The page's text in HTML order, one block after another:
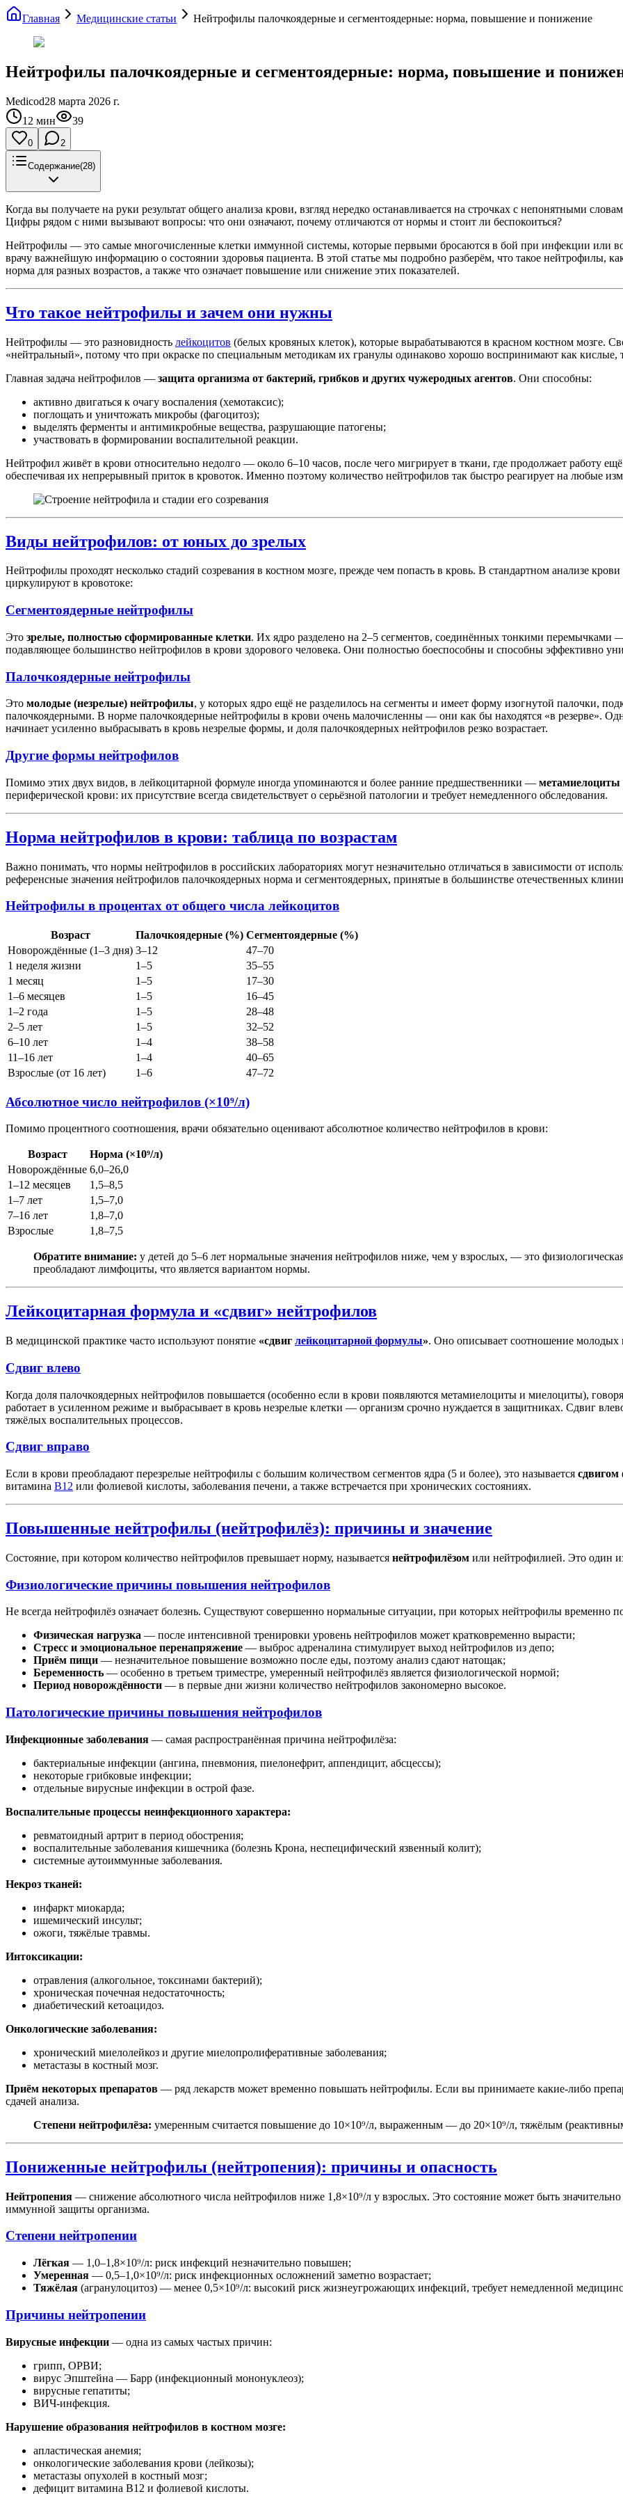
Главная Медицинские статьи Нейтрофилы палочкоядерные и сегментоядерные: норма, повышение и понижение
Нейтрофилы палочкоядерные и сегментоядерные: норма, повышение и
Medicod28 марта 2026 г.
12 мин 39
0 2
Содержание(28)
Когда вы получаете на руки результат общего анализа крови, взгляд нередко останавливается на строчках с непонятными
Цифры рядом с ними вызывают вопросы: что они означают, почему отличаются от нормы и стоит ли беспокоиться?
Нейтрофилы — это самые многочисленные клетки иммунной системы, которые первыми бросаются в бой при инфекции или
врачу важнейшую информацию о состоянии здоровья пациента. В этой статье мы подробно разберём, что такое нейтрофилы,
норма для разных возрастов, а также что означает повышение или снижение этих показателей.
Что такое нейтрофилы и зачем они нужны
Нейтрофилы — это разновидность лейкоцитов (белых кровяных клеток), которые вырабатываются в красном костном мозге.
«нейтральный», потому что при окраске по специальным методикам их гранулы одинаково хорошо воспринимают как кислые,
Главная задача нейтрофилов — защита организма от бактерий, грибков и других чужеродных агентов. Они способны:
активно двигаться к очагу воспаления (хемотаксис);
поглощать и уничтожать микробы (фагоцитоз);
выделять ферменты и антимикробные вещества, разрушающие патогены;
участвовать в формировании воспалительной реакции.
Нейтрофил живёт в крови относительно недолго — около 6–10 часов, после чего мигрирует в ткани, где продолжает работу
обеспечивая их непрерывный приток в кровоток. Именно поэтому количество нейтрофилов так быстро реагирует на любые
Виды нейтрофилов: от юных до зрелых
Нейтрофилы проходят несколько стадий созревания в костном мозге, прежде чем попасть в кровь. В стандартном анализе
циркулируют в кровотоке:
Сегментоядерные нейтрофилы
Это зрелые, полностью сформированные клетки. Их ядро разделено на 2–5 сегментов, соединённых тонкими
подавляющее большинство нейтрофилов в крови здорового человека. Они полностью боеспособны и способны эффективно
Палочкоядерные нейтрофилы
Это молодые (незрелые) нейтрофилы, у которых ядро ещё не разделилось на сегменты и имеет форму изогнутой палочки,
палочкоядерными. В норме палочкоядерные нейтрофилы в крови очень малочисленны — они как бы находятся «в резерве».
начинает усиленно выбрасывать в кровь незрелые формы, и доля палочкоядерных нейтрофилов резко возрастает.
Другие формы нейтрофилов
Помимо этих двух видов, в лейкоцитарной формуле иногда упоминаются и более ранние предшественники — метамиелоциты
периферической крови: их присутствие всегда свидетельствует о серьёзной патологии и требует немедленного обследования.
Норма нейтрофилов в крови: таблица по возрастам
Важно понимать, что нормы нейтрофилов в российских лабораториях могут незначительно отличаться в зависимости от
референсные значения нейтрофилов палочкоядерных норма и сегментоядерных, принятые в большинстве отечественных
Нейтрофилы в процентах от общего числа лейкоцитов
Возраст Палочкоядерные (%) Сегментоядерные (%)
Новорождённые (1–3 дня) 3–12
47–70
1 неделя жизни
1–5
35–55
1 месяц
1–5
17–30
1–6 месяцев
1–5
16–45
1–2 года
1–5
28–48
2–5 лет
1–5
32–52
6–10 лет
1–4
38–58
11–16 лет
1–4
40–65
Взрослые (от 16 лет)
1–6 47–72
Абсолютное число нейтрофилов (×10⁹/л)
Помимо процентного соотношения, врачи обязательно оценивают абсолютное количество нейтрофилов в крови:
Возраст
Норма (×10⁹/л)
Новорождённые 6,0–26,0
1–12 месяцев
1,5–8,5
1–7 лет
1,5–7,0
7–16 лет
1,8–7,0
Взрослые
1,8–7,5
Обратите внимание: у детей до 5–6 лет нормальные значения нейтрофилов ниже, чем у взрослых, — это
преобладают лимфоциты, что является вариантом нормы.
Лейкоцитарная формула и «сдвиг» нейтрофилов
В медицинской практике часто используют понятие «сдвиг лейкоцитарной формулы». Оно описывает соотношение молодых
Сдвиг влево
Когда доля палочкоядерных нейтрофилов повышается (особенно если в крови появляются метамиелоциты и миелоциты),
работает в усиленном режиме и выбрасывает в кровь незрелые клетки — организм срочно нуждается в защитниках. Сдвиг
тяжёлых воспалительных процессов.
Сдвиг вправо
Если в крови преобладают перезрелые нейтрофилы с большим количеством сегментов ядра (5 и более), это называется
витамина B12 или фолиевой кислоты, заболевания печени, а также встречается при хронических состояниях.
Повышенные нейтрофилы (нейтрофилёз): причины и значение
Состояние, при котором количество нейтрофилов превышает норму, называется нейтрофилёзом или нейтрофилией. Это один
Физиологические причины повышения нейтрофилов
Не всегда нейтрофилёз означает болезнь. Существуют совершенно нормальные ситуации, при которых нейтрофилы временно
Физическая нагрузка — после интенсивной тренировки уровень нейтрофилов может кратковременно вырасти;
Стресс и эмоциональное перенапряжение — выброс адреналина стимулирует выход нейтрофилов из депо;
Приём пищи — незначительное повышение возможно после еды, поэтому анализ сдают натощак;
Беременность — особенно в третьем триместре, умеренный нейтрофилёз является физиологической нормой;
Период новорождённости — в первые дни жизни количество нейтрофилов закономерно высокое.
Патологические причины повышения нейтрофилов
Инфекционные заболевания — самая распространённая причина нейтрофилёза:
бактериальные инфекции (ангина, пневмония, пиелонефрит, аппендицит, абсцессы);
некоторые грибковые инфекции;
отдельные вирусные инфекции в острой фазе.
Воспалительные процессы неинфекционного характера:
ревматоидный артрит в период обострения;
воспалительные заболевания кишечника (болезнь Крона, неспецифический язвенный колит);
системные аутоиммунные заболевания.
Некроз тканей:
инфаркт миокарда;
ишемический инсульт;
ожоги, тяжёлые травмы.
Интоксикации:
отравления (алкогольное, токсинами бактерий);
хроническая почечная недостаточность;
диабетический кетоацидоз.
Онкологические заболевания:
хронический миелолейкоз и другие миелопролиферативные заболевания;
метастазы в костный мозг.
Приём некоторых препаратов — ряд лекарств может временно повышать нейтрофилы. Если вы принимаете какие-либо
сдачей анализа.
Степени нейтрофилёза: умеренным считается повышение до 10×10⁹/л, выраженным — до 20×10⁹/л, тяжёлым
Пониженные нейтрофилы (нейтропения): причины и опасность
Нейтропения — снижение абсолютного числа нейтрофилов ниже 1,8×10⁹/л у взрослых. Это состояние может быть значительно
иммунной защиты организма.
Степени нейтропении
Лёгкая — 1,0–1,8×10⁹/л: риск инфекций незначительно повышен;
Умеренная — 0,5–1,0×10⁹/л: риск инфекционных осложнений заметно возрастает;
Тяжёлая (агранулоцитоз) — менее 0,5×10⁹/л: высокий риск жизнеугрожающих инфекций, требует немедленной
Причины нейтропении
Вирусные инфекции — одна из самых частых причин:
грипп, ОРВИ;
вирус Эпштейна — Барр (инфекционный мононуклеоз);
вирусные гепатиты;
ВИЧ-инфекция.
Нарушение образования нейтрофилов в костном мозге:
апластическая анемия;
онкологические заболевания крови (лейкозы);
метастазы опухолей в костный мозг;
дефицит витамина B12 и фолиевой кислоты.